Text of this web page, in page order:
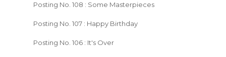
Posting No. 108 : Some Masterpieces
Posting No. 107 : Happy Birthday
Posting No. 106 : It's Over